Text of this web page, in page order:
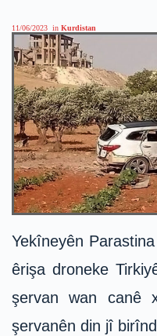
11/06/2023 in Kurdistan
Yekîneyên
êrişa droneke
şervan wan
şervanên din jî